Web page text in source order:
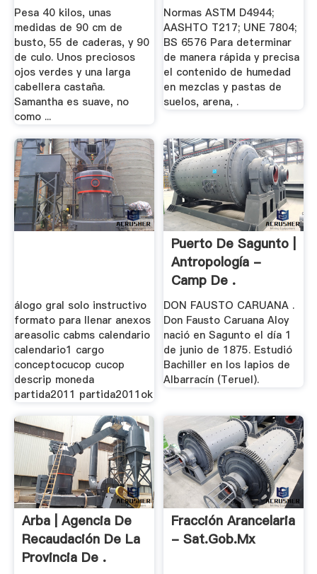
Pesa 40 kilos, unas
medidas de 90 cm de
busto, 55 de caderas, y 90
de culo. Unos preciosos
ojos verdes y una larga
cabellera castaña.
Samantha es suave, no
como ...
Normas ASTM D4944;
AASHTO T217; UNE 7804;
BS 6576 Para determinar
de manera rápida y precisa
el contenido de humedad
en mezclas y pastas de
suelos, arena, .
álogo gral solo instructivo
formato para llenar anexos
areasolic cabms calendario
calendario1 cargo
conceptocucop cucop
descrip moneda
partida2011 partida2011ok
Puerto De Sagunto |
Antropología -
Camp De .
DON FAUSTO CARUANA .
Don Fausto Caruana Aloy
nació en Sagunto el día 1
de junio de 1875. Estudió
Bachiller en los lapios de
Albarracín (Teruel).
Arba | Agencia De
Recaudación De La
Provincia De .
Fracción Arancelaria
- Sat.gob.mx